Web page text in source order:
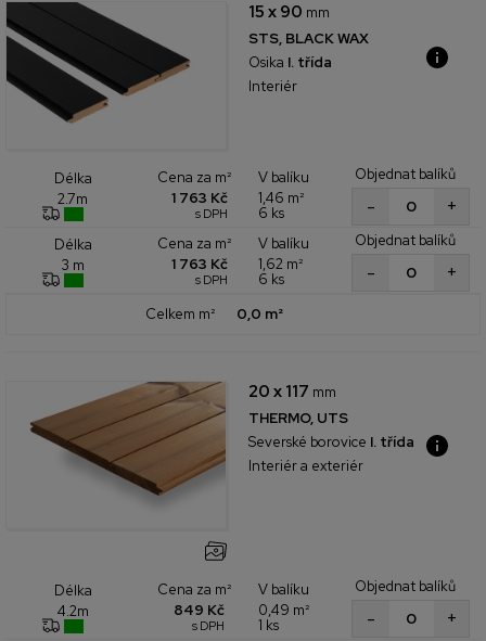
15 x 90 mm
STS, BLACK WAX
Osika I. třída
Interiér
Délka
2.7m
Cena za m²
1 763 Kč
s DPH
V balíku
1,46 m²
6 ks
Objednat balíků
+
-
Délka
3 m
Cena za m²
1 763 Kč
s DPH
V balíku
1,62 m²
6 ks
Objednat balíků
+
-
Celkem m² 0,0 m²
20 x 117 mm
THERMO, UTS
Severské borovice I. třída
Interiér a exteriér
Délka
4.2m
Cena za m²
849 Kč
s DPH
V balíku
0,49 m²
1 ks
Objednat balíků
+
-